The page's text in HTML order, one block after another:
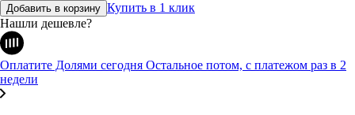
Добавить в корзину Купить в 1 клик
Нашли дешевле?
Оплатите Долями сегодня Остальное потом, с платежом раз в 2
недели